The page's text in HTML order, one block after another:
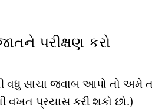
પરીક્ષણ કરો
વધુ સાચા જવાબ આપો તો અમે
વખત પ્રયાસ કરી શકો છો.)